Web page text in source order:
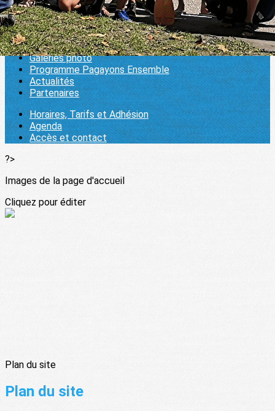
Se connecter
Le Club
Galeries photo
Programme Pagayons Ensemble
Actualités
Partenaires
Horaires, Tarifs et Adhésion
Agenda
Accès et contact
?>
Images de la page d'accueil
Cliquez pour éditer
Plan du site
Plan du site